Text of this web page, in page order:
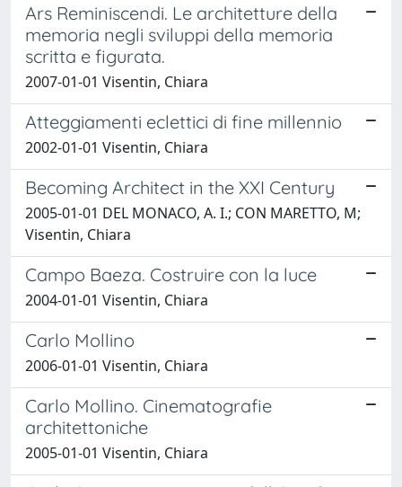
Ars Reminiscendi. Le architetture della
memoria negli sviluppi della memoria
scritta e figurata.
2007-01-01 Visentin, Chiara
Atteggiamenti eclettici di fine millennio
2002-01-01 Visentin, Chiara
Becoming Architect in the XXI Century
2005-01-01 DEL MONACO, A. I.; CON MARETTO, M;
Visentin, Chiara
Campo Baeza. Costruire con la luce
2004-01-01 Visentin, Chiara
Carlo Mollino
2006-01-01 Visentin, Chiara
Carlo Mollino. Cinematografie
architettoniche
2005-01-01 Visentin, Chiara